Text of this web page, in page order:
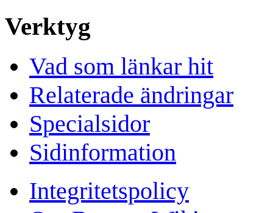
Verktyg
Vad som länkar hit
Relaterade ändringar
Specialsidor
Sidinformation
Integritetspolicy